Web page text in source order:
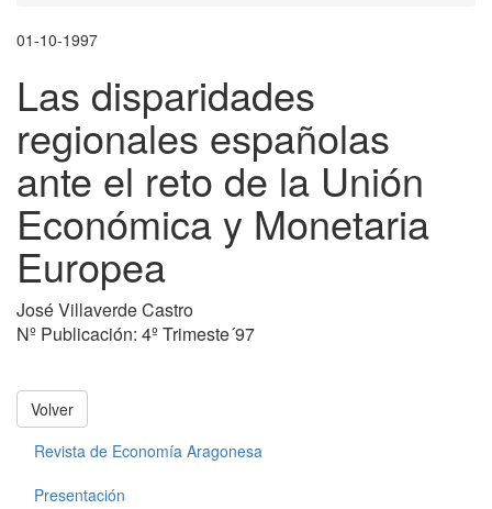
01-10-1997
Las disparidades
regionales españolas
ante el reto de la Unión
Económica y Monetaria
Europea
José Villaverde Castro
Nº Publicación: 4º Trimeste´97
Volver
Revista de Economía Aragonesa
Presentación